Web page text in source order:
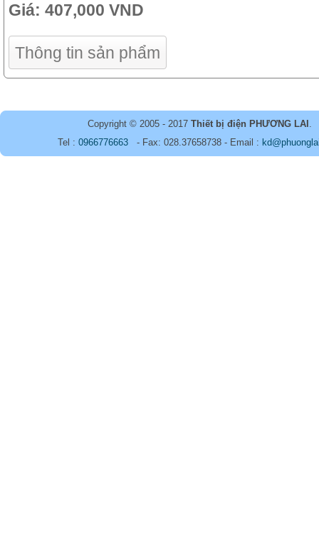
Giá: 407,000 VND
Thông tin sản phẩm
Copyright © 2005 - 2017 Thiết bị điện PHƯƠNG LAI .
Tel : 0966776663 - Fax: 028.37658738 - Email :